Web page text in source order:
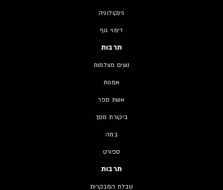
גינקולוגיה
דימוי גוף
תרבות
נשים מצלמות
אמנות
אשת ספר
ביקורת מסך
במה
ספורט
תרבות
טבלת המבקרות